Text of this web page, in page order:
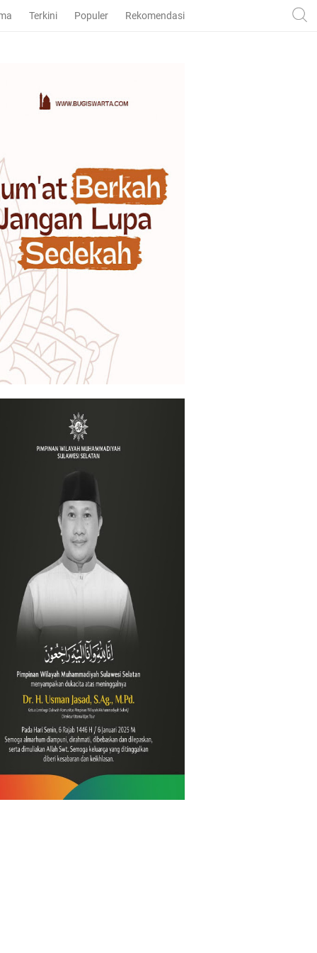
Terkini Populer Rekomendasi